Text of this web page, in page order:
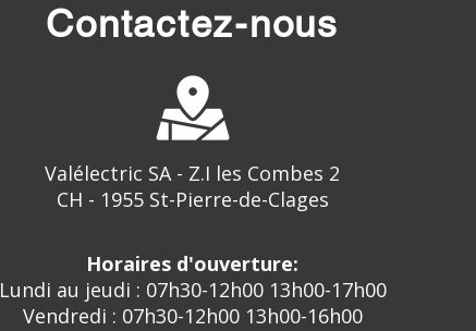
Contactez-nous
Valélectric SA - Z.I les Combes 2
CH - 1955 St-Pierre-de-Clages
Horaires d'ouverture:
Lundi au jeudi : 07h30-12h00 13h00-17h00
Vendredi : 07h30-12h00 13h00-16h00